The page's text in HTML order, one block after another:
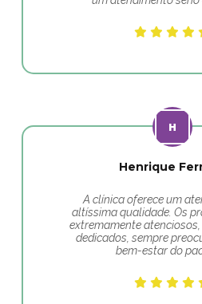
Henrique
A clínica oferece um
altíssima qualidade. Os
extremamente
dedicados, sempre
bem-estar do